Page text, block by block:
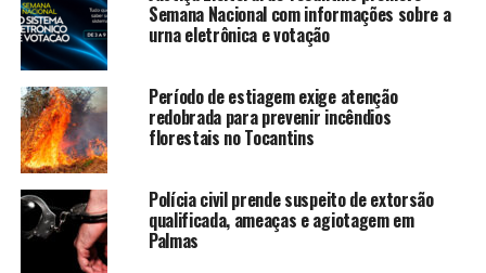
Semana Nacional com informações sobre a
urna eletrônica e votação
Período de estiagem exige atenção
redobrada para prevenir incêndios
florestais no Tocantins
Polícia civil prende suspeito de extorsão
qualificada, ameaças e agiotagem em
Palmas